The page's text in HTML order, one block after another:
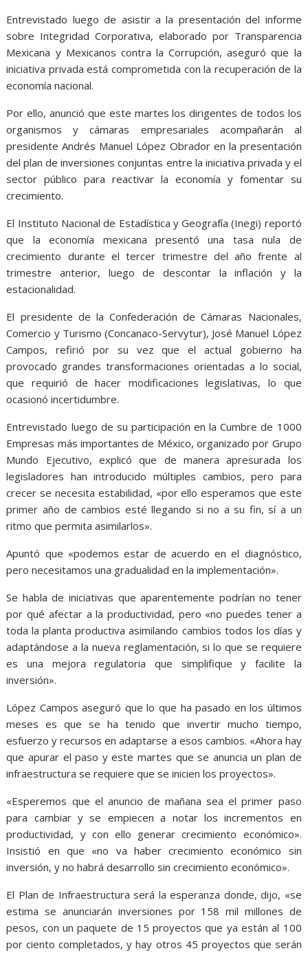
Entrevistado luego de asistir a la presentación del informe
sobre Integridad Corporativa, elaborado por Transparencia
Mexicana y Mexicanos contra la Corrupción, aseguró que la
iniciativa privada está comprometida con la recuperación de la
economía nacional.
Por ello, anunció que este martes los dirigentes de todos los
organismos y cámaras empresariales acompañarán al
presidente Andrés Manuel López Obrador en la presentación
del plan de inversiones conjuntas entre la iniciativa privada y el
sector público para reactivar la economía y fomentar su
crecimiento.
El Instituto Nacional de Estadística y Geografía (Inegi) reportó
que la economía mexicana presentó una tasa nula de
crecimiento durante el tercer trimestre del año frente al
trimestre anterior, luego de descontar la inflación y la
estacionalidad.
El presidente de la Confederación de Cámaras Nacionales,
Comercio y Turismo (Concanaco-Servytur), José Manuel López
Campos, refirió por su vez que el actual gobierno ha
provocado grandes transformaciones orientadas a lo social,
que requirió de hacer modificaciones legislativas, lo que
ocasionó incertidumbre.
Entrevistado luego de su participación en la Cumbre de 1000
Empresas más importantes de México, organizado por Grupo
Mundo Ejecutivo, explicó que de manera apresurada los
legisladores han introducido múltiples cambios, pero para
crecer se necesita estabilidad, «por ello esperamos que este
primer año de cambios esté llegando si no a su fin, sí a un
ritmo que permita asimilarlos».
Apuntó que «podemos estar de acuerdo en el diagnóstico,
pero necesitamos una gradualidad en la implementación».
Se habla de iniciativas que aparentemente podrían no tener
por qué afectar a la productividad, pero «no puedes tener a
toda la planta productiva asimilando cambios todos los días y
adaptándose a la nueva reglamentación, si lo que se requiere
es una mejora regulatoria que simplifique y facilite la
inversión».
López Campos aseguró que lo que ha pasado en los últimos
meses es que se ha tenido que invertir mucho tiempo,
esfuerzo y recursos en adaptarse a esos cambios. «Ahora hay
que apurar el paso y este martes que se anuncia un plan de
infraestructura se requiere que se inicien los proyectos».
«Esperemos que el anuncio de mañana sea el primer paso
para cambiar y se empiecen a notar los incrementos en
productividad, y con ello generar crecimiento económico».
Insistió en que «no va haber crecimiento económico sin
inversión, y no habrá desarrollo sin crecimiento económico».
El Plan de Infraestructura será la esperanza donde, dijo, «se
estima se anunciarán inversiones por 158 mil millones de
pesos, con un paquete de 15 proyectos que ya están al 100
por ciento completados, y hay otros 45 proyectos que serán